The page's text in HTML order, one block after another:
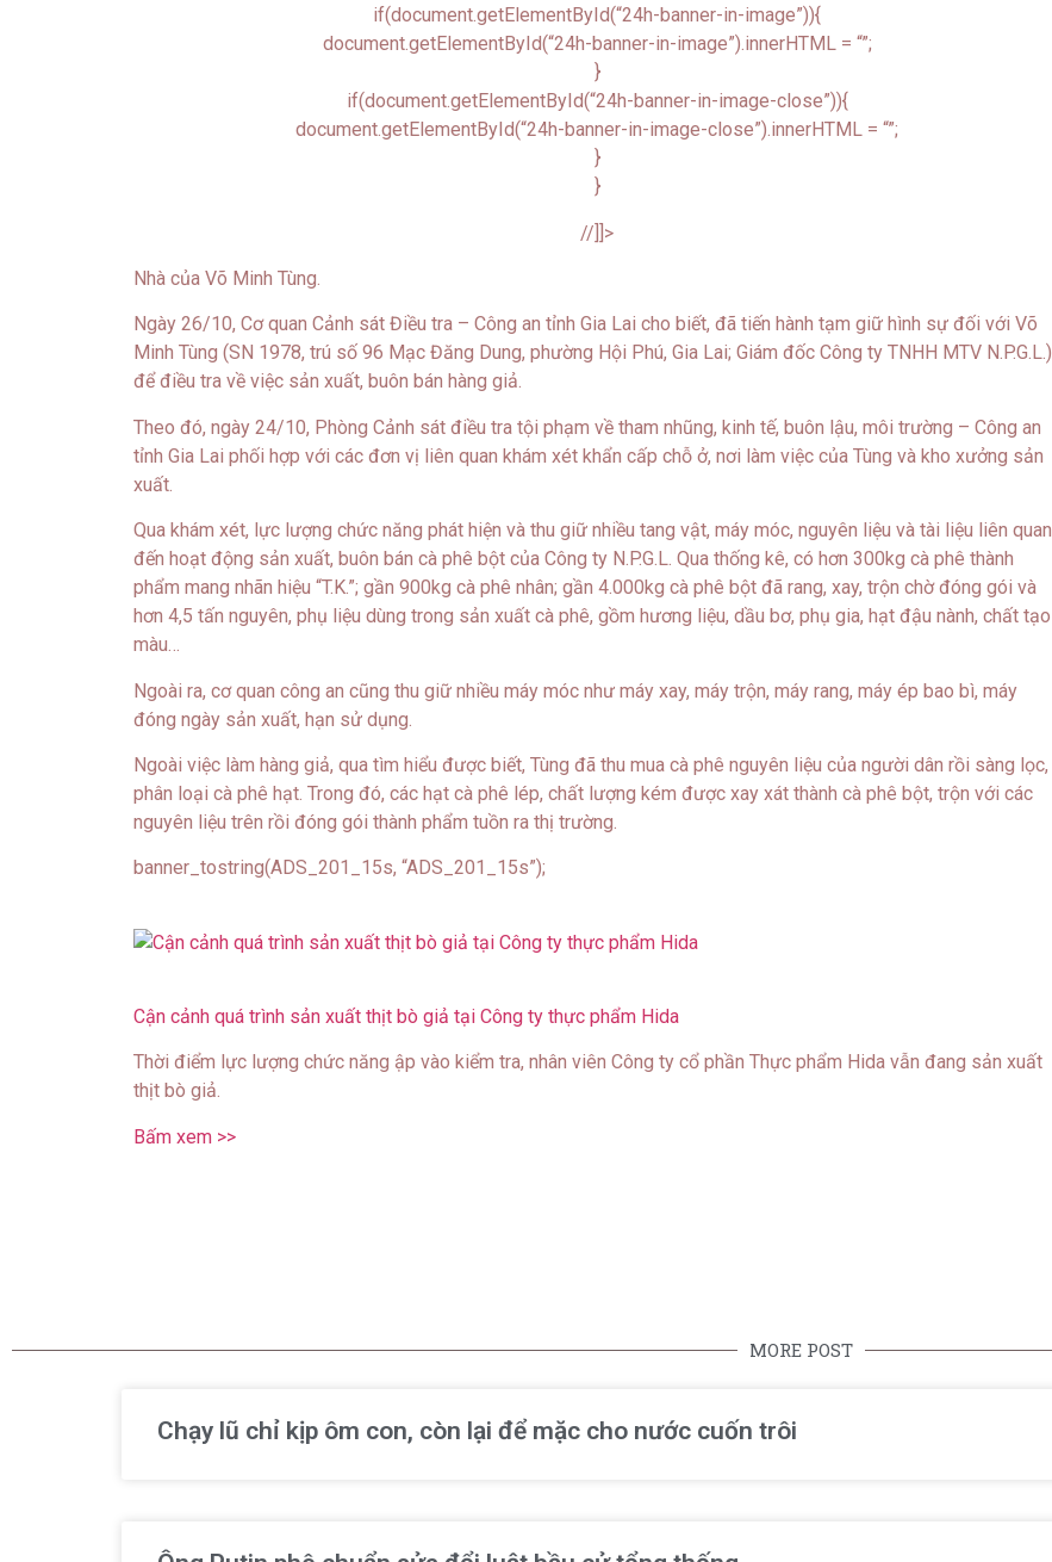
if(document.getElementById(“24h-banner-in-image”)){
document.getElementById(“24h-banner-in-image”).innerHTML = “”;
}
if(document.getElementById(“24h-banner-in-image-close”)){
document.getElementById(“24h-banner-in-image-close”).innerHTML = “”;
}
}
//]]>
Nhà của Võ Minh Tùng.
Ngày 26/10, Cơ quan Cảnh sát Điều tra – Công an tỉnh Gia Lai cho biết, đã tiến hành tạm giữ hình sự đối với Võ
Minh Tùng (SN 1978, trú số 96 Mạc Đăng Dung, phường Hội Phú, Gia Lai; Giám đốc Công ty TNHH MTV N.P.G.L.)
để điều tra về việc sản xuất, buôn bán hàng giả.
Theo đó, ngày 24/10, Phòng Cảnh sát điều tra tội phạm về tham nhũng, kinh tế, buôn lậu, môi trường – Công an
tỉnh Gia Lai phối hợp với các đơn vị liên quan khám xét khẩn cấp chỗ ở, nơi làm việc của Tùng và kho xưởng sản
xuất.
Qua khám xét, lực lượng chức năng phát hiện và thu giữ nhiều tang vật, máy móc, nguyên liệu và tài liệu liên quan
đến hoạt động sản xuất, buôn bán cà phê bột của Công ty N.P.G.L. Qua thống kê, có hơn 300kg cà phê thành
phẩm mang nhãn hiệu “T.K.”; gần 900kg cà phê nhân; gần 4.000kg cà phê bột đã rang, xay, trộn chờ đóng gói và
hơn 4,5 tấn nguyên, phụ liệu dùng trong sản xuất cà phê, gồm hương liệu, dầu bơ, phụ gia, hạt đậu nành, chất tạo
màu…
Ngoài ra, cơ quan công an cũng thu giữ nhiều máy móc như máy xay, máy trộn, máy rang, máy ép bao bì, máy
đóng ngày sản xuất, hạn sử dụng.
Ngoài việc làm hàng giả, qua tìm hiểu được biết, Tùng đã thu mua cà phê nguyên liệu của người dân rồi sàng lọc,
phân loại cà phê hạt. Trong đó, các hạt cà phê lép, chất lượng kém được xay xát thành cà phê bột, trộn với các
nguyên liệu trên rồi đóng gói thành phẩm tuồn ra thị trường.
banner_tostring(ADS_201_15s, “ADS_201_15s”);
Cận cảnh quá trình sản xuất thịt bò giả tại Công ty thực phẩm Hida
Thời điểm lực lượng chức năng ập vào kiểm tra, nhân viên Công ty cổ phần Thực phẩm Hida vẫn đang sản xuất
thịt bò giả.
Bấm xem >>
MORE POST
Chạy lũ chỉ kịp ôm con, còn lại để mặc cho nước cuốn trôi